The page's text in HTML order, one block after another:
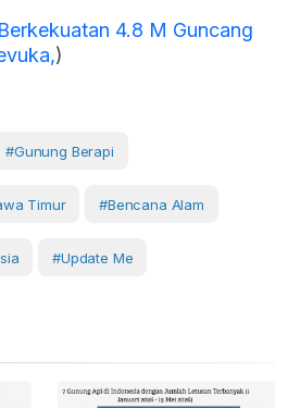
4.8 M Guncang
)
#gunung Berapi
Timur #Bencana Alam
#Update Me